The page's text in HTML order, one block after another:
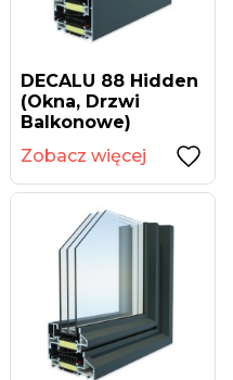
DECALU 88 Hidden
(okna, Drzwi
Balkonowe)
Zobacz więcej